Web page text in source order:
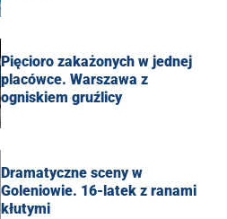
Pięcioro zakażonych w jednej
placówce. Warszawa z
ogniskiem gruźlicy
Dramatyczne sceny w
Goleniowie. 16-latek z ranami
kłutymi